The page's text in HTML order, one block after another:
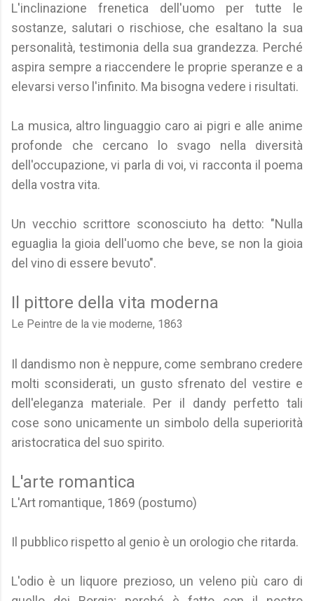
L'inclinazione frenetica dell'uomo per tutte le
sostanze, salutari o rischiose, che esaltano la sua
personalità, testimonia della sua grandezza. Perché
aspira sempre a riaccendere le proprie speranze e a
elevarsi verso l'infinito. Ma bisogna vedere i risultati.
La musica, altro linguaggio caro ai pigri e alle anime
profonde che cercano lo svago nella diversità
dell'occupazione, vi parla di voi, vi racconta il poema
della vostra vita.
Un vecchio scrittore sconosciuto ha detto: "Nulla
eguaglia la gioia dell'uomo che beve, se non la gioia
del vino di essere bevuto".
Il pittore della vita moderna
Le Peintre de la vie moderne, 1863
Il dandismo non è neppure, come sembrano credere
molti sconsiderati, un gusto sfrenato del vestire e
dell'eleganza materiale. Per il dandy perfetto tali
cose sono unicamente un simbolo della superiorità
aristocratica del suo spirito.
L'arte romantica
L'Art romantique, 1869 (postumo)
Il pubblico rispetto al genio è un orologio che ritarda.
L'odio è un liquore prezioso, un veleno più caro di